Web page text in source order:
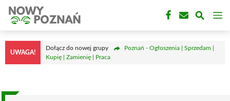
Przejdź
treści
UWAGA!
Dołącz do nowej grupy
Poznań - Ogłoszenia | Sprzedam |
Kupię | Zamienię | Praca